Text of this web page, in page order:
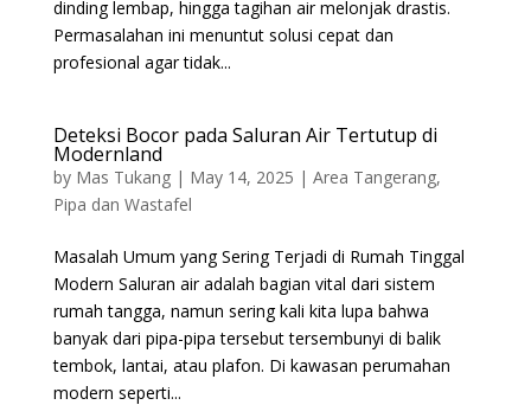
dinding lembap, hingga tagihan air melonjak drastis.
Permasalahan ini menuntut solusi cepat dan
profesional agar tidak...
Deteksi Bocor pada Saluran Air Tertutup di
Modernland
by Mas Tukang| May 14, 2025 | Area Tangerang,
Pipa dan Wastafel
Masalah Umum yang Sering Terjadi di Rumah Tinggal
Modern Saluran air adalah bagian vital dari sistem
rumah tangga, namun sering kali kita lupa bahwa
banyak dari pipa-pipa tersebut tersembunyi di balik
tembok, lantai, atau plafon. Di kawasan perumahan
modern seperti...